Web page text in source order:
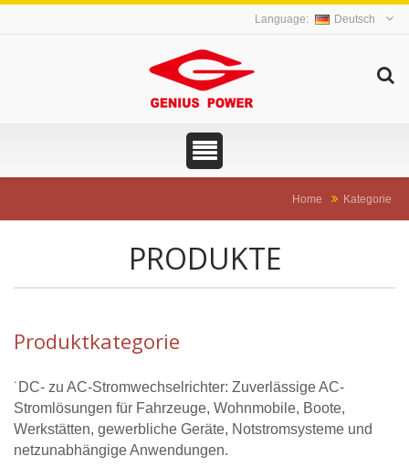
Deutsch
Home Kategorie
PRODUKTE
Produktkategorie
˙DC- zu AC-Stromwechselrichter: Zuverlässige AC-
Stromlösungen für Fahrzeuge, Wohnmobile, Boote,
Werkstätten, gewerbliche Geräte, Notstromsysteme und
netzunabhängige Anwendungen.